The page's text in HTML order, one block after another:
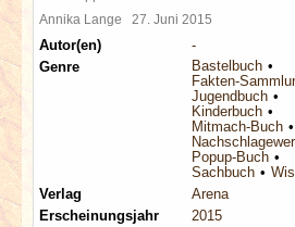
Annika Lange 27. Juni 2015
Autor(en)
-
Genre
Bastelbuch
Fakten-
Jugendbuch
Kinderbuch
Mitmach-Buch
Popup-Buch
Sachbuch
Verlag
Arena
Erscheinungsjahr
2015